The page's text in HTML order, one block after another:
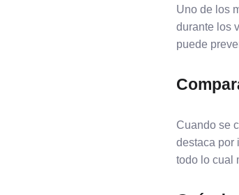
Uno de los
durante los
puede
Cuando se
destaca por
todo lo cual